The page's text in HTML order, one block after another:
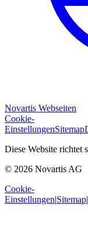
Novartis Webseiten
Cookie-
EinstellungenSitemap
Diese Website richtet
© 2026 Novartis AG
Cookie-
Einstellungen|Sitemap|